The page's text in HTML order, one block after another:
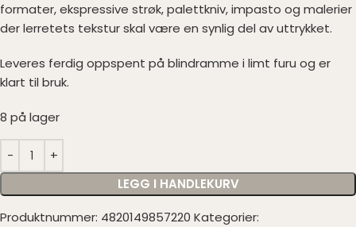
formater, ekspressive strøk, palettkniv, impasto og malerier
der lerretets tekstur skal være en synlig del av uttrykket.
Leveres ferdig oppspent på blindramme i limt furu og er
klart til bruk.
8 på lager
LEGG I HANDLEKURV
Produktnummer: 4820149857220 Kategorier: